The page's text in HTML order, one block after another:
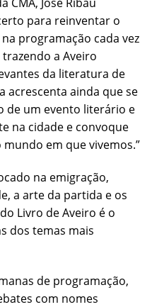
para reinventar o
programação cada vez
a Aveiro
da literatura de
acrescenta ainda que se
de um evento literário e
na cidade e convoque
em que vivemos.”
na emigração,
a arte da partida e os
Livro de Aveiro é o
dos temas mais
de programação,
com nomes